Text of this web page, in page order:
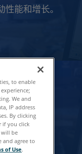
能和增长。
。
to enable
We and
IP address
By clicking
if you click
will be
and agree to
of Use.